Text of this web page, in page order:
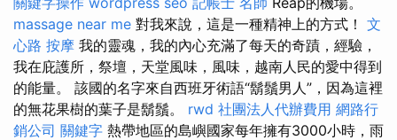
massage near me 對我來說，這是一種精神上的方式！ 文
心路 按摩 我的靈魂，我的內心充滿了每天的奇蹟，經驗，
我在庇護所，祭壇，天堂風味，風味，越南人民的愛中得到
的能量。 該國的名字來自西班牙術語“鬍鬚男人”，因為這裡
的無花果樹的葉子是鬍鬚。 rwd 社團法人代辦費用 網路行
銷公司 關鍵字 熱帶地區的島嶼國家每年擁有3000小時，雨